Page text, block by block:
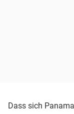
Dass sich